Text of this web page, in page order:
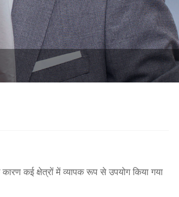
कई क्षेत्रों में व्यापक रूप से उपयोग किया गया